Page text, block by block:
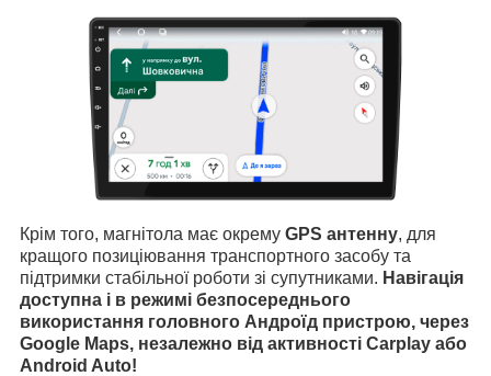
Крім того, магнітола має окрему GPS антенну, для
кращого позиціювання транспортного засобу та
підтримки стабільної роботи зі супутниками. Навігація
доступна і в режимі безпосереднього
використання головного Андроїд пристрою, через
Google Maps, незалежно від активності Carplay або
Android Auto!